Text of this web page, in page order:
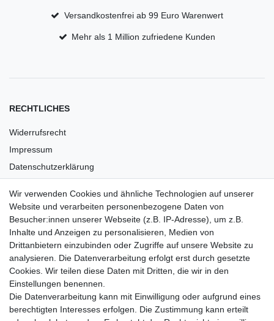
Versandkostenfrei ab 99 Euro Warenwert
Mehr als 1 Million zufriedene Kunden
RECHTLICHES
Widerrufsrecht
Impressum
Datenschutzerklärung
Barrierefreiheit
Anleitungen
Vertrag widerrufen
PARTNER
DHL
Wir verwenden Cookies und ähnliche Technologien auf unserer
Website und verarbeiten personenbezogene Daten von
Besucher:innen unserer Webseite (z.B. IP-Adresse), um z.B.
Inhalte und Anzeigen zu personalisieren, Medien von
Drittanbietern einzubinden oder Zugriffe auf unsere Website zu
analysieren. Die Datenverarbeitung erfolgt erst durch gesetzte
Cookies. Wir teilen diese Daten mit Dritten, die wir in den
Einstellungen benennen.
Die Datenverarbeitung kann mit Einwilligung oder aufgrund eines
berechtigten Interesses erfolgen. Die Zustimmung kann erteilt